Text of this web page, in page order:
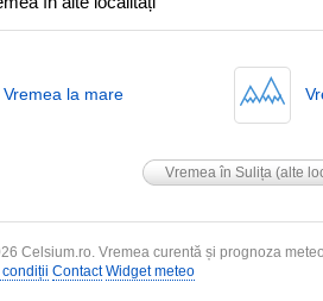
Vremea la mare
Vremea în Sulița (alte
Celsium.ro. Vremea curentă și prognoza
Contact Widget meteo